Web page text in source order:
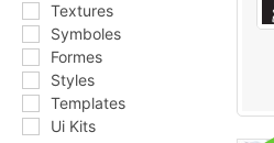
Textures
Symboles
Formes
Styles
Templates
Ui Kits